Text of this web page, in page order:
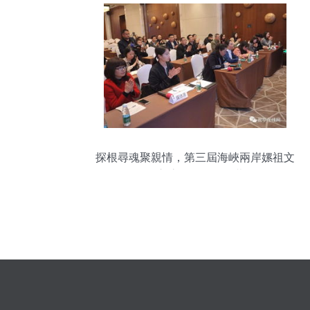
探根尋魂聚親情，第三屆海峽兩岸嫘祖文